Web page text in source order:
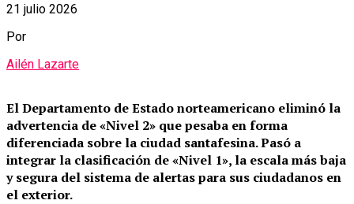
21 julio 2026
Por
Ailén Lazarte
El Departamento de Estado norteamericano eliminó la
advertencia de «Nivel 2» que pesaba en forma
diferenciada sobre la ciudad santafesina.Pasó a
integrar la clasificación de «Nivel 1», la escala más baja
y segura del sistema de alertas para sus ciudadanos en
el exterior.